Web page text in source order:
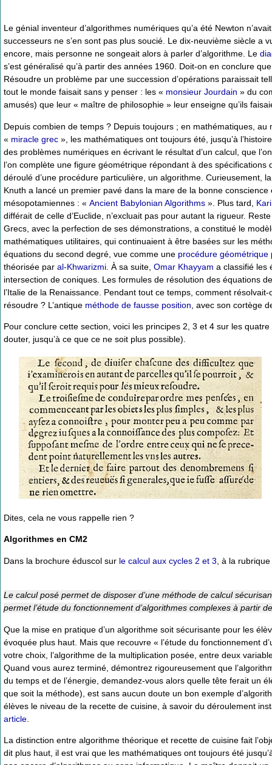
Le génial inventeur d’algorithmes numériques qu’a été Newton
successeurs ne s’en sont pas plus soucié. Le dix-neuvième siècle
encore, mais personne ne songeait alors à parler d’algorithme. Le
s’est généralisé qu’à partir des années 1960. Doit-on en conclure
Résoudre un problème par une succession d’opérations paraissait
tout le monde faisait sans y penser : les « monsieur Jourdain » du
amusés) que leur « maître de philosophie » leur enseigne qu’ils
Depuis combien de temps ? Depuis toujours ; en mathématiques,
« miracle grec », les mathématiques ont toujours été, jusqu’à
des problèmes numériques en écrivant le résultat d’un calcul, que
l’on complète une figure géométrique répondant à des
déroulé d’une procédure particulière, un algorithme. Curieusement,
Knuth a lancé un premier pavé dans la mare de la bonne
mésopotamiennes : « Ancient Babylonian Algorithms ». Plus tard,
différait de celle d’Euclide, n’excluait pas pour autant la rigueur.
Grecs, avec la perfection de ses démonstrations, a constitué le
mathématiques utilitaires, qui continuaient à être basées sur les
équations du second degré, vue comme une procédure géométrique
théorisée par al-Khwarizmi . À sa suite, Omar Khayyam a classifié les
intersection de coniques. Les formules de résolution des équations
l’Italie de la Renaissance. Pendant tout ce temps, comment
résoudre ? L’antique méthode de fausse position , avec son cortège
Pour conclure cette section, voici les principes 2, 3 et 4 sur les
douter, jusqu’à ce que ce ne soit plus possible).
Dites, cela ne vous rappelle rien ?
Algorithmes en CM2
Dans la brochure éduscol sur le calcul aux cycles 2 et 3 , à la
Le calcul posé permet de disposer d’une méthode de calcul
permet l’étude du fonctionnement d’algorithmes complexes à partir
Que la mise en pratique d’un algorithme soit sécurisante pour les
évoquée plus haut. Mais que recouvre « l’étude du fonctionnement
votre choix, l’algorithme de la multiplication posée, entre deux
Quand vous aurez terminé, démontrez rigoureusement que
du temps et de l’énergie, demandez-vous alors quelle tête ferait un
que soit la méthode), est sans aucun doute un bon exemple
élèves le niveau de la recette de cuisine, à savoir du déroulement
article
La distinction entre algorithme théorique et recette de cuisine fait
dit plus haut, il est vrai que les mathématiques ont toujours été